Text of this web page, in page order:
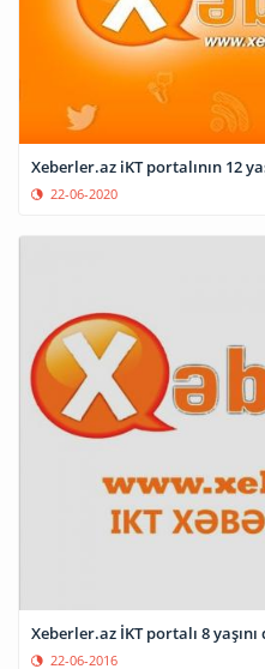
Xeberler.az iKT portalının 12
22-06-2020
Xeberler.az İKT portalı 8
22-06-2016